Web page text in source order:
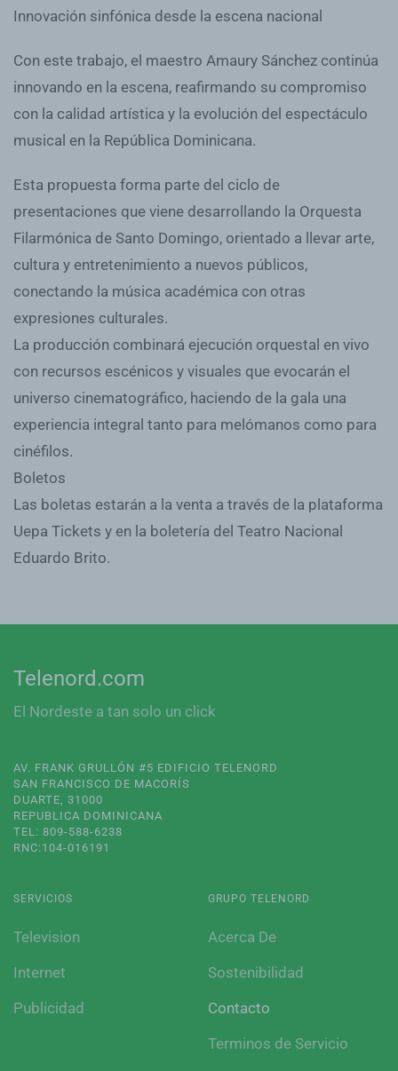
Innovación sinfónica desde la escena nacional
Con este trabajo, el maestro Amaury Sánchez continúa
innovando en la escena, reafirmando su compromiso
con la calidad artística y la evolución del espectáculo
musical en la República Dominicana.
Esta propuesta forma parte del ciclo de
presentaciones que viene desarrollando la Orquesta
Filarmónica de Santo Domingo, orientado a llevar arte,
cultura y entretenimiento a nuevos públicos,
conectando la música académica con otras
expresiones culturales.
La producción combinará ejecución orquestal en vivo
con recursos escénicos y visuales que evocarán el
universo cinematográfico, haciendo de la gala una
experiencia integral tanto para melómanos como para
cinéfilos.
Boletos
Las boletas estarán a la venta a través de la plataforma
Uepa Tickets y en la boletería del Teatro Nacional
Eduardo Brito.
Telenord.com
El Nordeste a tan solo un click
AV. FRANK GRULLÓN #5 EDIFICIO TELENORD
SAN FRANCISCO DE MACORÍS
DUARTE, 31000
REPUBLICA DOMINICANA
TEL: 809-588-6238
RNC:104-016191
SERVICIOS
Television
Internet
Publicidad
GRUPO TELENORD
Acerca De
Sostenibilidad
Contacto
Terminos de Servicio